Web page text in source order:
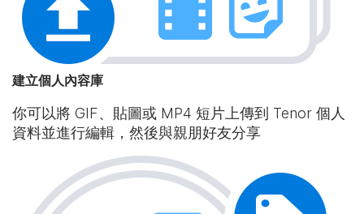
建立個人內容庫
你可以將 GIF、貼圖或 MP4 短片上傳到 Tenor 個人
資料並進行編輯，然後與親朋好友分享